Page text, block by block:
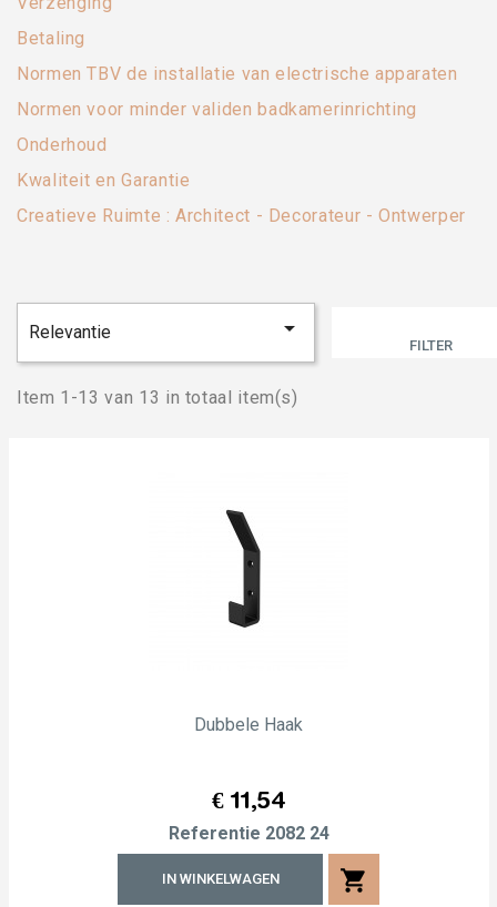
Betaling
Normen TBV de installatie van electrische apparaten
Normen voor minder validen badkamerinrichting
Onderhoud
Kwaliteit en Garantie
Creatieve Ruimte : Architect - Decorateur - Ontwerper
Relevantie 
FILTER
Item 1-13 van 13 in totaal item(s)
Dubbele Haak
Prijs
€ 11,54
Referentie 2082 24
IN WINKELWAGEN shopping_cart